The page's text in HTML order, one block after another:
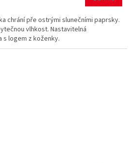
chrání pře ostrými slunečními paprsky.
vlhkost. Nastavitelná
s logem z koženky.